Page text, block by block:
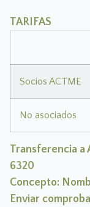
TARIFAS
Socios ACTME
No asociados
Transferencia a
6320
Concepto:
Enviar